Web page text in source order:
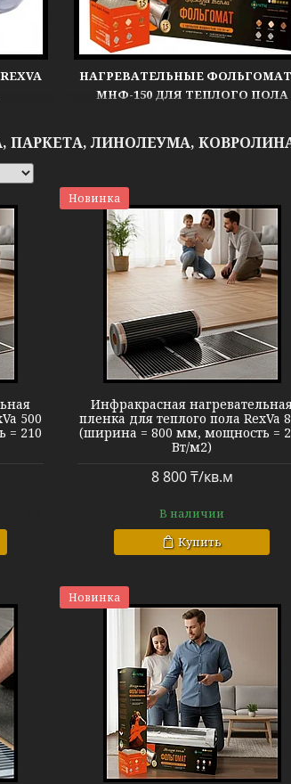
НАГРЕВАТЕЛЬНЫЕ
МНФ-150 ДЛЯ ТЕПЛОГО ПОЛА
ПАРКЕТА, ЛИНОЛЕУМА,
500
= 210
Новинка
пол
Инфракрасная
пленка для теплого пола RexVa
(ширина = 800 мм, мощность =
Вт/м2)
8 800 ₸/кв.м
В наличии
Купить
Пленочный теплый
Новинка
150 Теплый пол МНФ-